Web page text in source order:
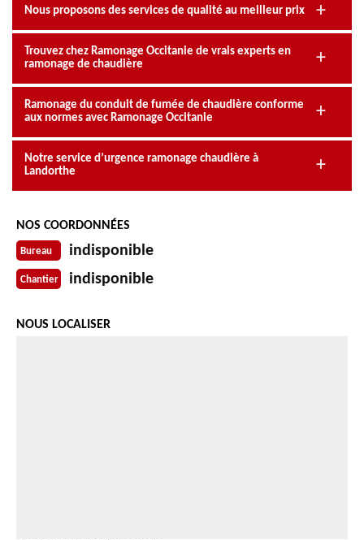
Nous proposons des services de qualité au meilleur prix
Trouvez chez Ramonage Occitanie de vrais experts en
ramonage de chaudière
Ramonage du conduit de fumée de chaudière conforme
aux normes avec Ramonage Occitanie
Notre service d’urgence ramonage chaudière à
Landorthe
NOS COORDONNÉES
Bureau indisponible
Chantier indisponible
NOUS LOCALISER